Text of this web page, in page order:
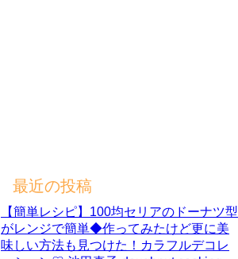
最近の投稿
【簡単レシピ】100均セリアのドーナツ型
がレンジで簡単◆作ってみたけど更に美
味しい方法も見つけた！カラフルデコレ